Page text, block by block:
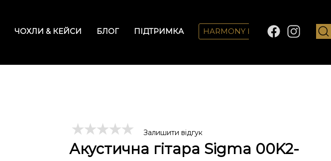
ЧОХЛИ & КЕЙСИ БЛОГ ПІДТРИМКА HARMONY LAB
Залишити відгук
Акустична гітара Sigma 00K2-